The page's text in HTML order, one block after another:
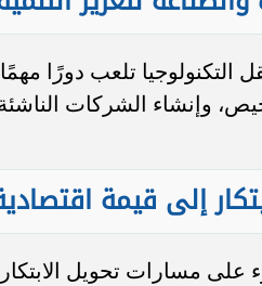
التكنولوجيا تلعب دورًا
وإنشاء الشركات
إلى قيمة
مسارات تحويل الابتكار